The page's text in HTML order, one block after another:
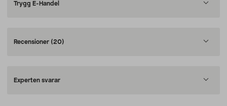
Trygg E-Handel
Recensioner (20)
Experten svarar